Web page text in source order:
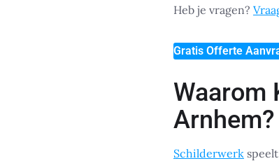
Heb je vragen?
Gratis Offerte
Waarom
Arnhem?
Schilderwerk